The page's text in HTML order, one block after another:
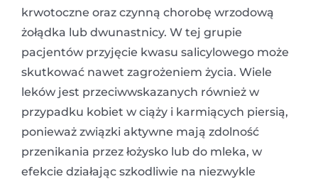
krwotoczne oraz czynną chorobę wrzodową
żołądka lub dwunastnicy. W tej grupie
pacjentów przyjęcie kwasu salicylowego może
skutkować nawet zagrożeniem życia. Wiele
leków jest przeciwwskazanych również w
przypadku kobiet w ciąży i karmiących piersią,
ponieważ związki aktywne mają zdolność
przenikania przez łożysko lub do mleka, w
efekcie działając szkodliwie na niezwykle